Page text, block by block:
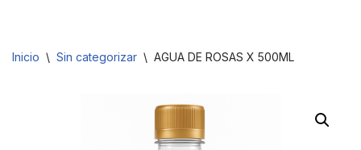
al
Inicio \ Sin categorizar \ AGUA DE ROSAS X 500ML